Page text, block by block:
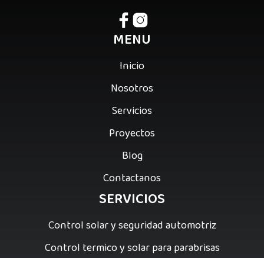
MENU
Inicio
Nosotros
Servicios
Proyectos
Blog
Contactanos
SERVICIOS
Control solar y seguridad automotriz
Control termico y solar para parabrisas